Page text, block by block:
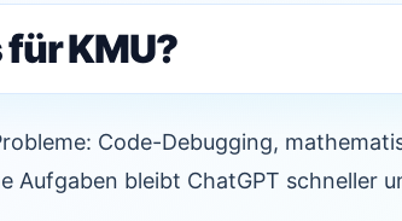
KMU?
Code-Debugging,
Aufgaben bleibt ChatGPT schneller